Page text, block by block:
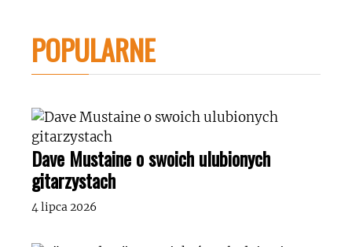
POPULARNE
Dave Mustaine o swoich ulubionych
gitarzystach
4 lipca 2026